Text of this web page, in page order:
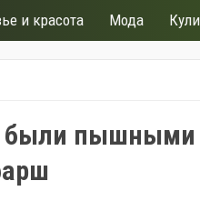
и красота Мода
были пышными